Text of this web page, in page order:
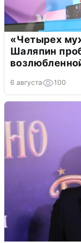
«Четырех
Шаляпин
6 августа 100